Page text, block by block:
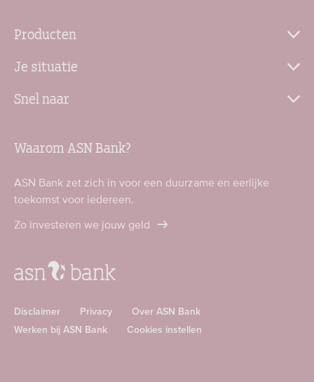
Producten
Je situatie
Snel naar
Waarom ASN Bank?
ASN Bank zet zich in voor een duurzame en eerlijke
toekomst voor iedereen.
Zo investeren we jouw geld
Disclaimer Privacy
Over ASN Bank
Werken bij ASN Bank
Cookies instellen